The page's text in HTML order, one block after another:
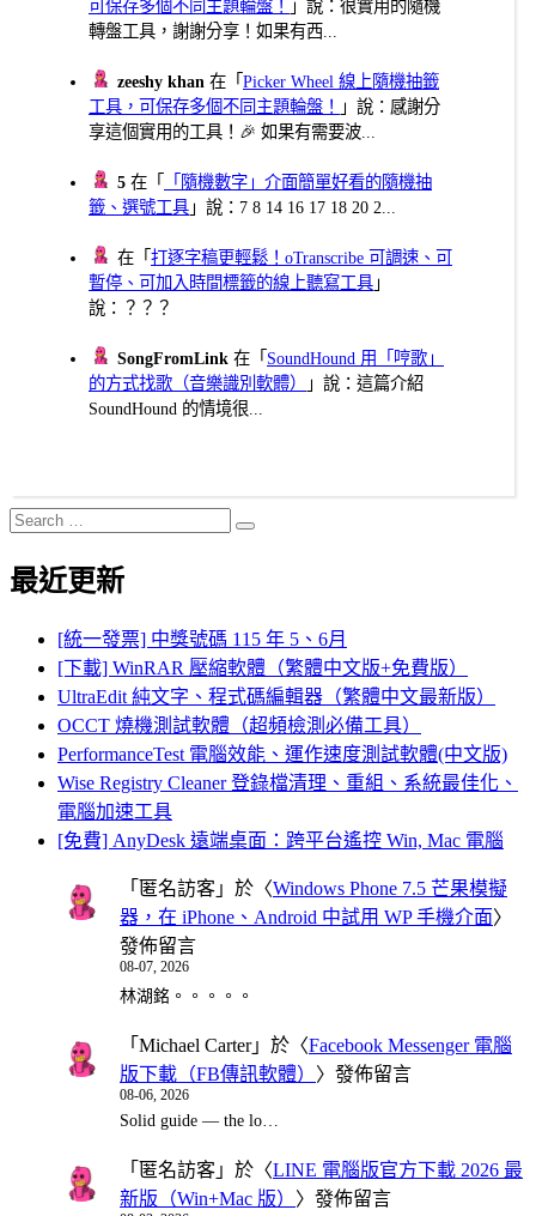
可保存多個不同主題輪盤！
」說：很實用的隨機
轉盤工具，謝謝分享！如果有西...
zeeshy khan 在「Picker Wheel 線上隨機抽籤
工具，可保存多個不同主題輪盤！
」說：感謝分
享這個實用的工具！🎉 如果有需要波...
5 在「
「隨機數字」介面簡單好看的隨機抽
籤、選號工具 」說：7 8 14 16 17 18 20 2...
在「打逐字稿更輕鬆！oTranscribe 可調速、可
暫停、可加入時間標籤的線上聽寫工具 」
說：？？？
SongFromLink 在「 SoundHound 用「哼歌」
的方式找歌（音樂識別軟體）
」說：這篇介紹
SoundHound 的情境很...
Search
for:
Search
最近更新
[統一發票] 中獎號碼 115 年 5、6月
[下載] WinRAR 壓縮軟體（繁體中文版+免費版）
UltraEdit 純文字、程式碼編輯器（繁體中文最新版）
OCCT 燒機測試軟體（超頻檢測必備工具）
PerformanceTest 電腦效能、運作速度測試軟體(中文版)
Wise Registry Cleaner 登錄檔清理、重組、系統最佳化、
電腦加速工具
[免費] AnyDesk 遠端桌面：跨平台遙控 Win, Mac 電腦
「 匿名訪客 」於〈Windows Phone 7.5 芒果模擬
器，在 iPhone、Android 中試用 WP 手機介面〉
發佈留言
08-07, 2026
林湖銘。。。。。
「 Michael Carter」於〈Facebook Messenger 電腦
版下載（FB傳訊軟體）
〉發佈留言
08-06, 2026
Solid guide — the lo…
「 匿名訪客 」於〈LINE 電腦版官方下載 2026 最
新版（Win+Mac 版） 〉發佈留言